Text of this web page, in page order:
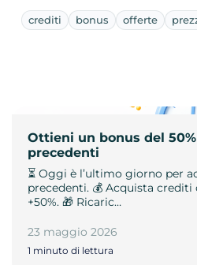
crediti bonus offerte
Ottieni un bonus del
precedenti
⏳ Oggi è l’ultimo giorno per
precedenti. 💰 Acquista crediti
+50%. 🎁 Ricaric…
23 maggio 2026
1 minuto di lettura